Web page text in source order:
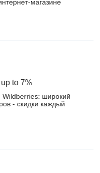
to 7%
Wildberries: широкий
- скидки каждый